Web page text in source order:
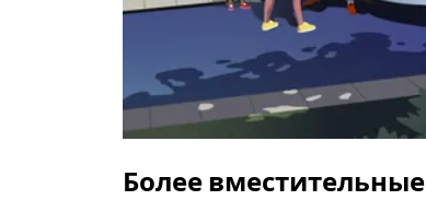
Более вместительные